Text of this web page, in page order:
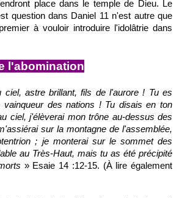
place dans le temple de Dieu. Le
question dans Daniel 11 n'est autre que
à vouloir introduire l'idolâtrie dans
l'abomination
ciel, astre brillant, fils de l'aurore ! Tu es
des nations ! Tu disais en ton
ciel, j'élèverai mon trône au-dessus des
sur la montagne de l'assemblée,
; je monterai sur le sommet des
au Très-Haut, mais tu as été précipité
» Esaie 14 :12-15. (À lire également